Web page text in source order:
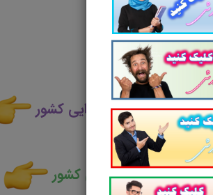
های فرهنگی
دستگاه های اجرایی کشور
دستگاه های اجرایی کشور